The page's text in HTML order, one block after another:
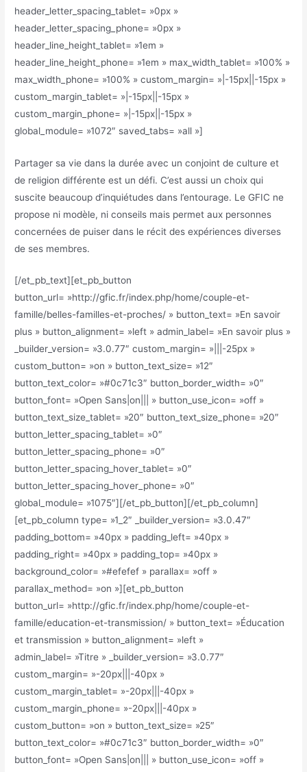
header_letter_spacing_tablet= »0px »
header_letter_spacing_phone= »0px »
header_line_height_tablet= »1em »
header_line_height_phone= »1em » max_width_tablet= »100% »
max_width_phone= »100% » custom_margin= »|-15px||-15px »
custom_margin_tablet= »|-15px||-15px »
custom_margin_phone= »|-15px||-15px »
global_module= »1072″ saved_tabs= »all »]
Partager sa vie dans la durée avec un conjoint de culture et
de religion différente est un défi. C’est aussi un choix qui
suscite beaucoup d’inquiétudes dans l’entourage. Le GFIC ne
propose ni modèle, ni conseils mais permet aux personnes
concernées de puiser dans le récit des expériences diverses
de ses membres.
[/et_pb_text][et_pb_button
button_url= »http://gfic.fr/index.php/home/couple-et-
famille/belles-familles-et-proches/ » button_text= »En savoir
plus » button_alignment= »left » admin_label= »En savoir plus »
_builder_version= »3.0.77″ custom_margin= »|||-25px »
custom_button= »on » button_text_size= »12″
button_text_color= »#0c71c3″ button_border_width= »0″
button_font= »Open Sans|on||| » button_use_icon= »off »
button_text_size_tablet= »20″ button_text_size_phone= »20″
button_letter_spacing_tablet= »0″
button_letter_spacing_phone= »0″
button_letter_spacing_hover_tablet= »0″
button_letter_spacing_hover_phone= »0″
global_module= »1075″][/et_pb_button][/et_pb_column]
[et_pb_column type= »1_2″ _builder_version= »3.0.47″
padding_bottom= »40px » padding_left= »40px »
padding_right= »40px » padding_top= »40px »
background_color= »#efefef » parallax= »off »
parallax_method= »on »][et_pb_button
button_url= »http://gfic.fr/index.php/home/couple-et-
famille/education-et-transmission/ » button_text= »Éducation
et transmission » button_alignment= »left »
admin_label= »Titre » _builder_version= »3.0.77″
custom_margin= »-20px|||-40px »
custom_margin_tablet= »-20px|||-40px »
custom_margin_phone= »-20px|||-40px »
custom_button= »on » button_text_size= »25″
button_text_color= »#0c71c3″ button_border_width= »0″
button_font= »Open Sans|on||| » button_use_icon= »off »